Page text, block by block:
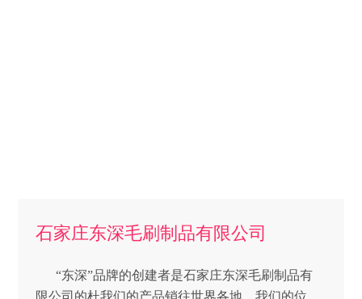
石家庄东深毛刷制品有限公司
“东深”品牌的创建者是石家庄东深毛刷制品有
限公司的杜我们的产品销往世界各地，我们的位